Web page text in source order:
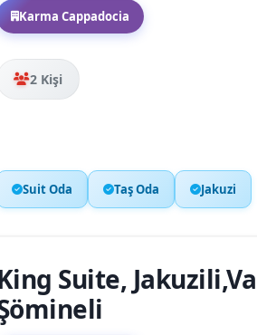
Karma Cappadocia
2 Kişi
Suit Oda Taş Oda Jakuzi
Suite,